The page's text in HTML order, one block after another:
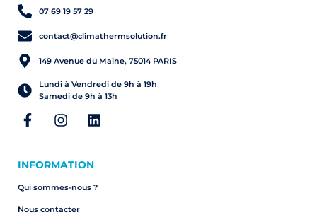
07 69 19 57 29
contact@climathermsolution.fr
149 Avenue du Maine, 75014 PARIS
Lundi à Vendredi de 9h à 19h
Samedi de 9h à 13h
INFORMATION
Qui sommes-nous ?
Nous contacter